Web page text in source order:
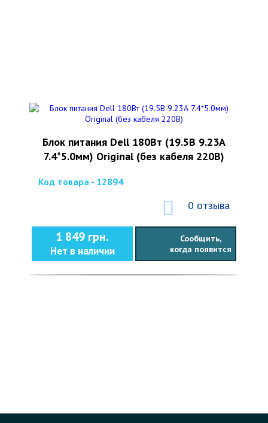
Блок питания Dell 180Вт (19.5В 9.23А
7.4*5.0мм) Original (без кабеля 220В)
Код товара - 12894
0 отзыва
1 849 грн.
Нет в наличии
Сообщить,
когда появится